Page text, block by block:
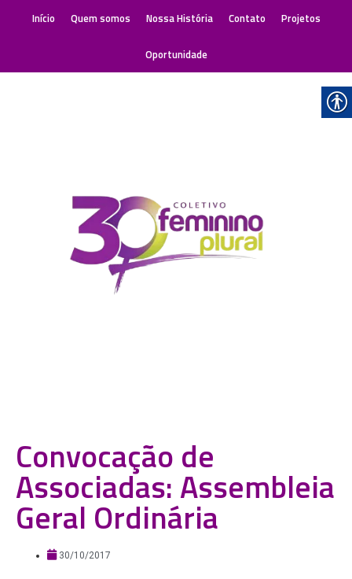
Início Quem somos Nossa História Contato Projetos
Oportunidade
Convocação de
Associadas: Assembleia
Geral Ordinária
30/10/2017